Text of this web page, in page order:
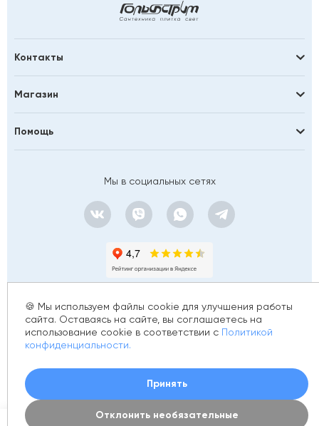
Контакты
Магазин
Помощь
Мы в социальных сетях
© 2012 - 2026 golfstim.ru
ОГРН 304370234902057
🍪 Мы используем файлы cookie для улучшения работы
сайта. Оставаясь на сайте, вы соглашаетесь на
использование cookie в соответствии с Политикой
конфиденциальности.
Принять
Отклонить необязательные